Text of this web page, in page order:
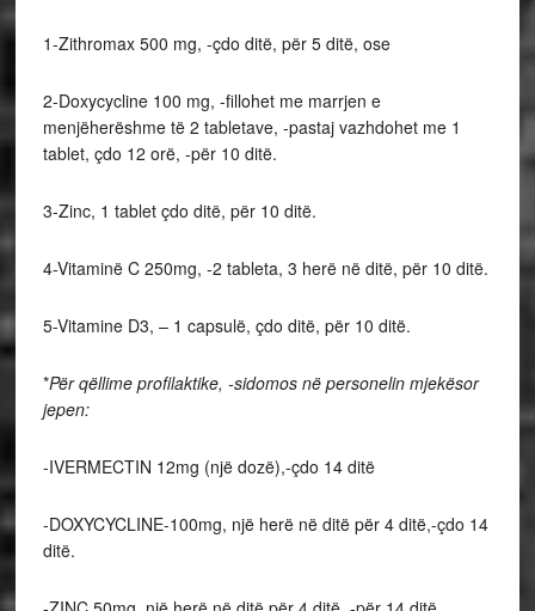
1-Zithromax 500 mg, -çdo ditë, për 5 ditë, ose
2-Doxycycline 100 mg, -fillohet me marrjen e
menjëherëshme të 2 tabletave, -pastaj vazhdohet me 1
tablet, çdo 12 orë, -për 10 ditë.
3-Zinc, 1 tablet çdo ditë, për 10 ditë.
4-Vitaminë C 250mg, -2 tableta, 3 herë në ditë, për 10 ditë.
5-Vitamine D3, – 1 capsulë, çdo ditë, për 10 ditë.
*Për qëllime profilaktike, -sidomos në personelin mjekësor
jepen:
-IVERMECTIN 12mg (një dozë),-çdo 14 ditë
-DOXYCYCLINE-100mg, një herë në ditë për 4 ditë,-çdo 14
ditë.